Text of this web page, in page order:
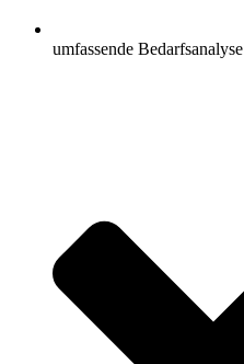
umfassende Bedarfsanalyse